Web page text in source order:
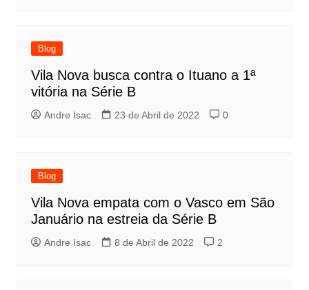
Blog
Vila Nova busca contra o Ituano a 1ª
vitória na Série B
Andre Isac 23 de Abril de 2022 0
Blog
Vila Nova empata com o Vasco em São
Januário na estreia da Série B
Andre Isac 8 de Abril de 2022 2